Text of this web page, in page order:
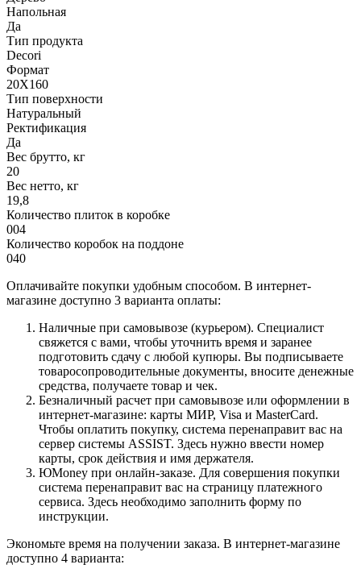
Напольная
Да
Тип продукта
Decori
Формат
20X160
Тип поверхности
Натуральный
Ректификация
Да
Вес брутто, кг
20
Вес нетто, кг
19,8
Количество плиток в коробке
004
Количество коробок на поддоне
040
Оплачивайте покупки удобным способом. В интернет-
магазине доступно 3 варианта оплаты:
Наличные при самовывозе (курьером). Специалист
свяжется с вами, чтобы уточнить время и заранее
подготовить сдачу с любой купюры. Вы подписываете
товаросопроводительные документы, вносите денежные
средства, получаете товар и чек.
Безналичный расчет при самовывозе или оформлении в
интернет-магазине: карты МИР, Visa и MasterCard.
Чтобы оплатить покупку, система перенаправит вас на
сервер системы ASSIST. Здесь нужно ввести номер
карты, срок действия и имя держателя.
ЮMoney при онлайн-заказе. Для совершения покупки
система перенаправит вас на страницу платежного
сервиса. Здесь необходимо заполнить форму по
инструкции.
Экономьте время на получении заказа. В интернет-магазине
доступно 4 варианта: